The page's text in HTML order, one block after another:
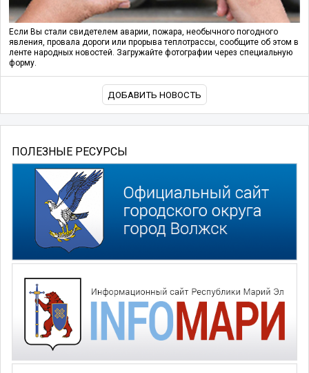
Если Вы стали свидетелем аварии, пожара, необычного погодного
явления, провала дороги или прорыва теплотрассы, сообщите об этом в
ленте народных новостей. Загружайте фотографии через специальную
форму.
ДОБАВИТЬ НОВОСТЬ
ПОЛЕЗНЫЕ РЕСУРСЫ